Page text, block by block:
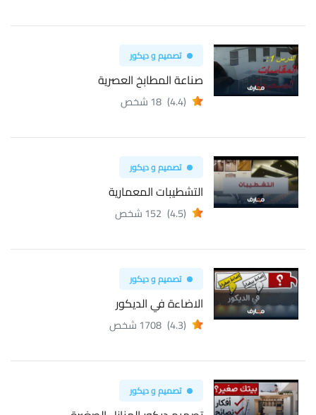
تصميم و ديكور
صناعة المطابخ العصرية
(4.4) 18 شخص
تصميم و ديكور
التشطيبات المعمارية
(4.5) 152 شخص
تصميم و ديكور
الاضاءة في الديكور
(4.3) 1708 شخص
تصميم و ديكور